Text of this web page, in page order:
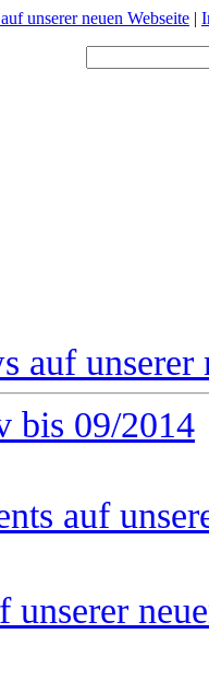
unserer neuen Webseite |
auf unserer
bis 09/2014
auf